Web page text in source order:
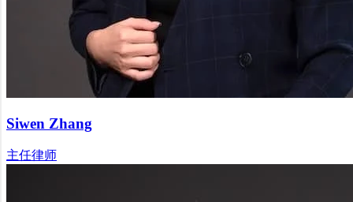
Siwen Zhang
主任律师